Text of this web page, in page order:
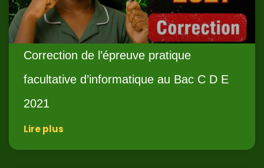
Correction de l’épreuve pratique
facultative d’informatique au Bac C D E
2021
Lire plus